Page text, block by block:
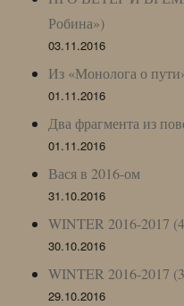
Робина»)
03.11.2016
Из «Монолога о
01.11.2016
Два фрагмента из
01.11.2016
Вася в 2016-ом
31.10.2016
WINTER 2016-2017
30.10.2016
WINTER 2016-2017
29.10.2016